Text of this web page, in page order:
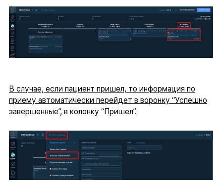
В случае, если пациент пришел, то информация по
приему автоматически перейдет в воронку “Успешно
завершенные”, в колонку “Пришел”.